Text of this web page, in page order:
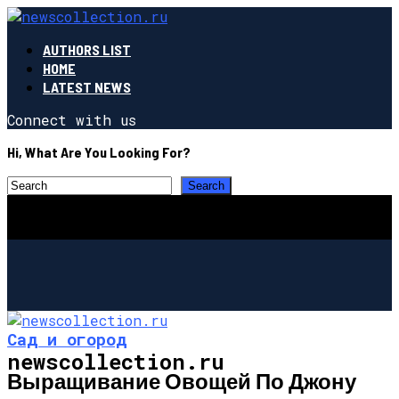
AUTHORS LIST
HOME
LATEST NEWS
Connect with us
Hi, What Are You Looking For?
newscollection.ru
Сад и огород
Выращивание Овощей По Джону